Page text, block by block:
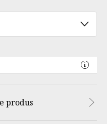
produs